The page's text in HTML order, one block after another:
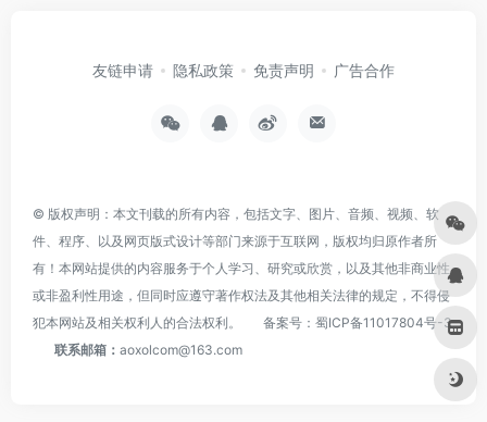
友链申请 隐私政策 免责声明 广告合作
© 版权声明：本文刊载的所有内容，包括文字、图片、音频、视频、软
件、程序、以及网页版式设计等部门来源于互联网，版权均归原作者所
有！本网站提供的内容服务于个人学习、研究或欣赏，以及其他非商业性
或非盈利性用途，但同时应遵守著作权法及其他相关法律的规定，不得侵
犯本网站及相关权利人的合法权利。
备案号： 蜀ICP备11017804号-3
联系邮箱： aoxolcom@163.com